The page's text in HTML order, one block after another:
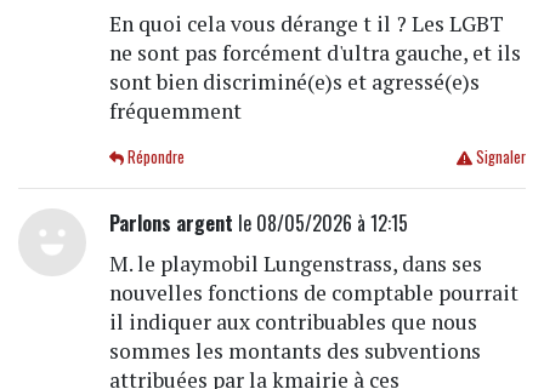
En quoi cela vous dérange t il ? Les LGBT
ne sont pas forcément d'ultra gauche, et ils
sont bien discriminé(e)s et agressé(e)s
fréquemment
Signaler
Répondre
Parlons argent le 08/05/2026 à 12:15
M. le playmobil Lungenstrass, dans ses
nouvelles fonctions de comptable pourrait
il indiquer aux contribuables que nous
sommes les montants des subventions
attribuées par la kmairie à ces